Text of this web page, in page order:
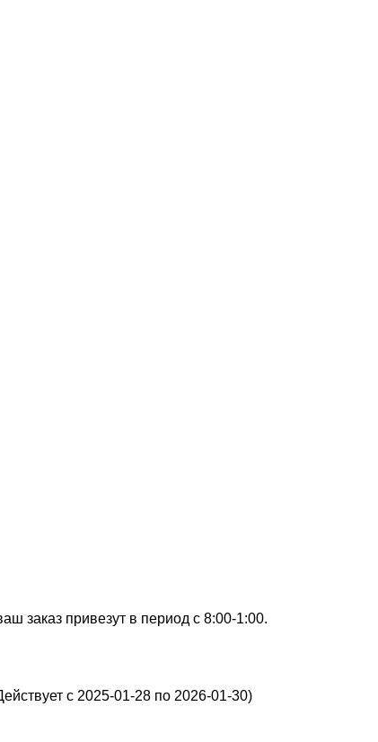
заказ привезут в период с 8:00-1:00.
с 2025-01-28 по 2026-01-30)